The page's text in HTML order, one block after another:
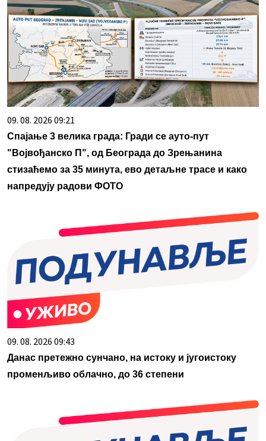
09. 08. 2026 09:21
Спајање 3 велика града: Гради се ауто-пут
"Војвођанско П", од Београда до Зрењанина
стизаћемо за 35 минута, ево детаљне трасе и како
напредују радови ФОТО
09. 08. 2026 09:43
Данас претежно сунчано, на истоку и југоистоку
променљиво облачно, до 36 степени